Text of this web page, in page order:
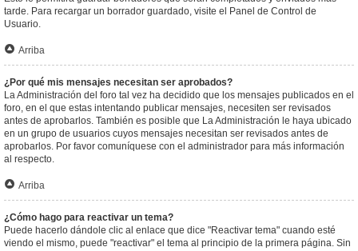
tarde. Para recargar un borrador guardado, visite el Panel de Control de
Usuario.
Arriba
¿Por qué mis mensajes necesitan ser aprobados?
La Administración del foro tal vez ha decidido que los mensajes publicados en el
foro, en el que estas intentando publicar mensajes, necesiten ser revisados
antes de aprobarlos. También es posible que La Administración le haya ubicado
en un grupo de usuarios cuyos mensajes necesitan ser revisados antes de
aprobarlos. Por favor comuníquese con el administrador para más información
al respecto.
Arriba
¿Cómo hago para reactivar un tema?
Puede hacerlo dándole clic al enlace que dice "Reactivar tema" cuando esté
viendo el mismo, puede "reactivar" el tema al principio de la primera página. Sin